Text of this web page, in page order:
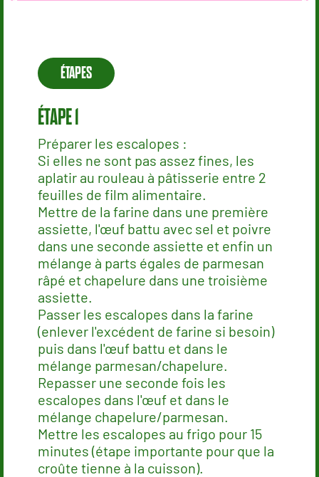
ÉTAPES
Préparer les escalopes :
Si elles ne sont pas assez fines, les
aplatir au rouleau à pâtisserie entre 2
feuilles de film alimentaire.
Mettre de la farine dans une première
assiette, l'œuf battu avec sel et poivre
dans une seconde assiette et enfin un
mélange à parts égales de parmesan
râpé et chapelure dans une troisième
assiette.
Passer les escalopes dans la farine
(enlever l'excédent de farine si besoin)
puis dans l'œuf battu et dans le
mélange parmesan/chapelure.
Repasser une seconde fois les
escalopes dans l'œuf et dans le
mélange chapelure/parmesan.
Mettre les escalopes au frigo pour 15
minutes (étape importante pour que la
croûte tienne à la cuisson).